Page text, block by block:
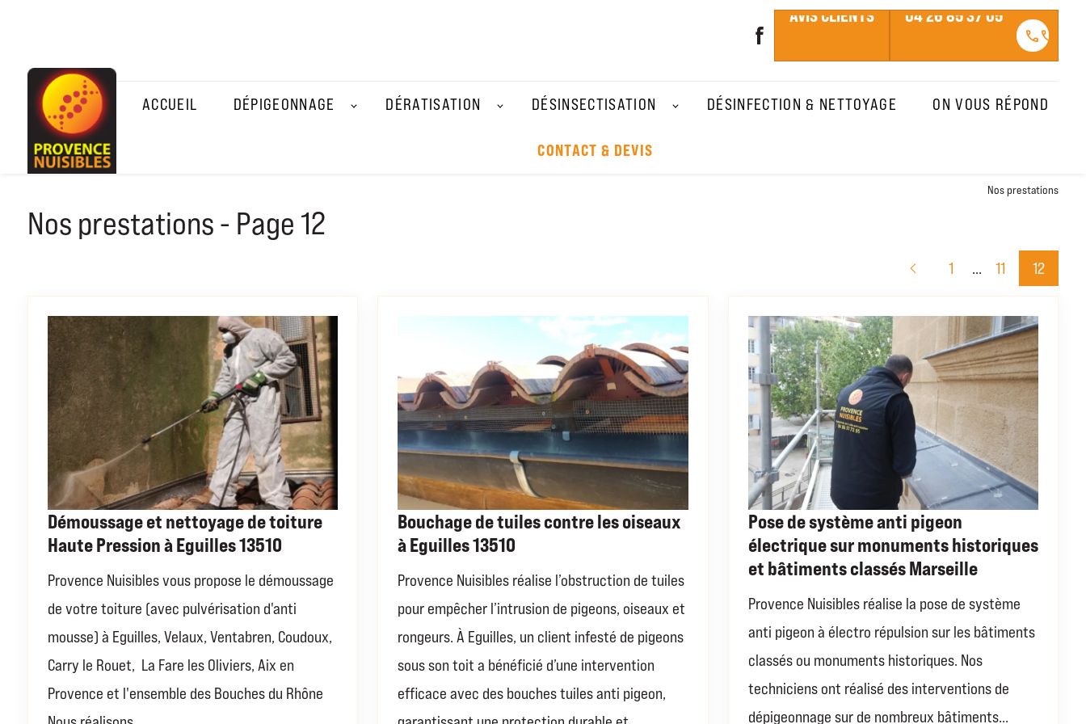
AVIS CLIENTS
04 26 85 37 05
callcall
ACCUEIL DÉPIGEONNAGE DÉRATISATION DÉSINSECTISATION DÉSINFECTION & NETTOYAGE ON VOUS RÉPOND
CONTACT & DEVIS
Nos prestations
Nos prestations - Page 12
1 ... 11 12
Démoussage et nettoyage de toiture
Haute Pression à Eguilles 13510
Provence Nuisibles vous propose le démoussage
de votre toiture (avec pulvérisation d'anti
mousse) à Eguilles, Velaux, Ventabren, Coudoux,
Carry le Rouet, La Fare les Oliviers, Aix en
Provence et l'ensemble des Bouches du Rhône
Bouchage de tuiles contre les oiseaux
à Eguilles 13510
Provence Nuisibles réalise l’obstruction de tuiles
pour empêcher l’intrusion de pigeons, oiseaux et
rongeurs. À Eguilles, un client infesté de pigeons
sous son toit a bénéficié d’une intervention
efficace avec des bouches tuiles anti pigeon,
Pose de système anti pigeon
électrique sur monuments historiques
et bâtiments classés Marseille
Provence Nuisibles réalise la pose de système
anti pigeon à électro répulsion sur les bâtiments
classés ou monuments historiques. Nos
techniciens ont réalisé des interventions de
dépigeonnage sur de nombreux bâtiments...